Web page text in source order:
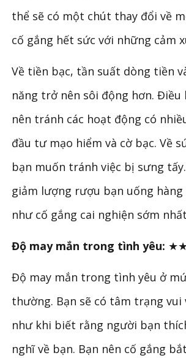
thể sẽ có một chút thay đổi về
cố gắng hết sức với những cảm
Về tiền bạc, tần suất dòng tiền
năng trở nên sôi động hơn. Điều
nên tránh các hoạt động có
đầu tư mạo hiểm và cờ bạc. Về
bạn muốn tránh việc bị sưng
giảm lượng rượu bạn uống hàng
như cố gắng cai nghiện sớm
Độ may mắn trong tình yêu:
Độ may mắn trong tình yêu ở
thường. Bạn sẽ có tâm trạng vui
như khi biết rằng người bạn
nghĩ về bạn. Bạn nên cố gắng